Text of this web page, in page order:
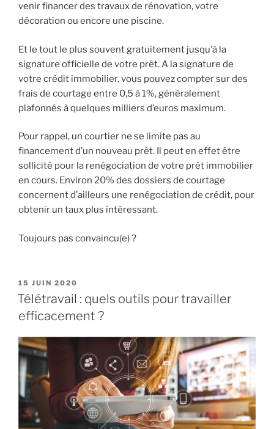
venir financer des travaux de rénovation, votre
décoration ou encore une piscine.
Et le tout le plus souvent gratuitement jusqu’à la
signature officielle de votre prêt. A la signature de
votre crédit immobilier, vous pouvez compter sur des
frais de courtage entre 0,5 à 1%, généralement
plafonnés à quelques milliers d’euros maximum.
Pour rappel, un courtier ne se limite pas au
financement d’un nouveau prêt. Il peut en effet être
sollicité pour la renégociation de votre prêt immobilier
en cours. Environ 20% des dossiers de courtage
concernent d’ailleurs une renégociation de crédit, pour
obtenir un taux plus intéressant.
Toujours pas convaincu(e) ?
PUBLIÉ
LE
15 JUIN 2020
Télétravail : quels outils pour travailler
efficacement ?